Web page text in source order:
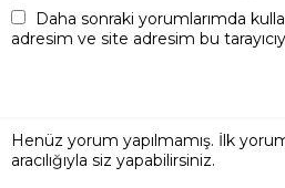
Daha sonraki yorumlarımda
adresim ve site adresim bu
Henüz yorum yapılmamış. İlk
aracılığıyla siz yapabilirsiniz.